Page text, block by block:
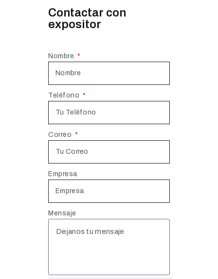
Contactar con
expositor
Nombre
Teléfono
Correo
Empresa
Mensaje